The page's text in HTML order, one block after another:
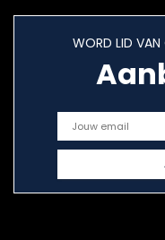
WORD LID VAN